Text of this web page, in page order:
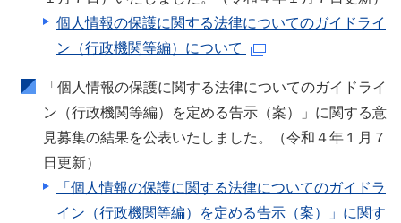
個人情報の保護に関する法律についてのガイドライ
ン（行政機関等編）について
「個人情報の保護に関する法律についてのガイドライ
ン（行政機関等編）を定める告示（案）」に関する意
見募集の結果を公表いたしました。（令和４年１月７
日更新）
「個人情報の保護に関する法律についてのガイドラ
イン（行政機関等編）を定める告示（案）」に関す